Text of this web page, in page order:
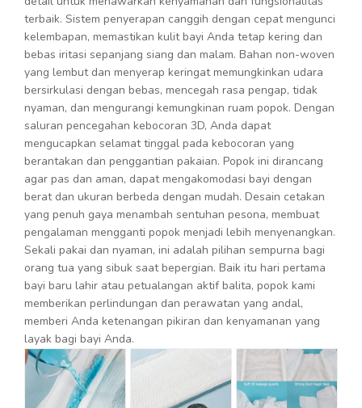
terbaik. Sistem penyerapan canggih dengan cepat mengunci
kelembapan, memastikan kulit bayi Anda tetap kering dan
bebas iritasi sepanjang siang dan malam. Bahan non-woven
yang lembut dan menyerap keringat memungkinkan udara
bersirkulasi dengan bebas, mencegah rasa pengap, tidak
nyaman, dan mengurangi kemungkinan ruam popok. Dengan
saluran pencegahan kebocoran 3D, Anda dapat
mengucapkan selamat tinggal pada kebocoran yang
berantakan dan penggantian pakaian. Popok ini dirancang
agar pas dan aman, dapat mengakomodasi bayi dengan
berat dan ukuran berbeda dengan mudah. Desain cetakan
yang penuh gaya menambah sentuhan pesona, membuat
pengalaman mengganti popok menjadi lebih menyenangkan.
Sekali pakai dan nyaman, ini adalah pilihan sempurna bagi
orang tua yang sibuk saat bepergian. Baik itu hari pertama
bayi baru lahir atau petualangan aktif balita, popok kami
memberikan perlindungan dan perawatan yang andal,
memberi Anda ketenangan pikiran dan kenyamanan yang
layak bagi bayi Anda.